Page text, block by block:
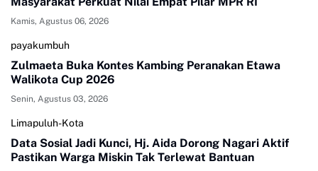
Kamis, Agustus 06, 2026
payakumbuh
Zulmaeta Buka Kontes Kambing Peranakan Etawa
Walikota Cup 2026
Senin, Agustus 03, 2026
Limapuluh-Kota
Data Sosial Jadi Kunci, Hj. Aida Dorong Nagari Aktif
Pastikan Warga Miskin Tak Terlewat Bantuan